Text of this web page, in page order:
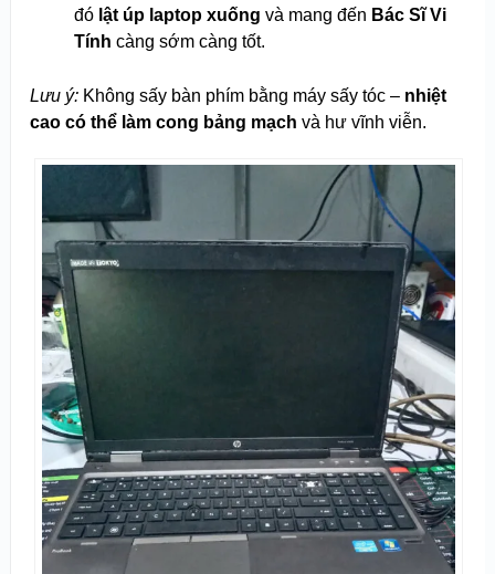
đó lật úp laptop xuống và mang đến Bác Sĩ Vi
Tính càng sớm càng tốt.
Lưu ý:Không sấy bàn phím bằng máy sấy tóc – nhiệt
cao có thể làm cong bảng mạch và hư vĩnh viễn.